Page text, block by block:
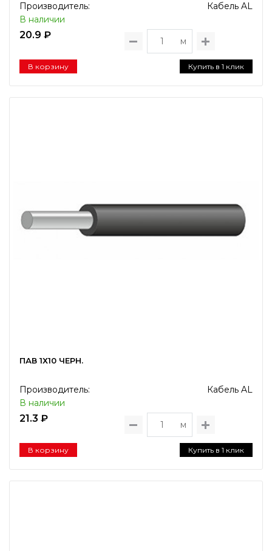
Производитель:
Кабель AL
В наличии
20.9 ₽
м
В корзину Купить в 1 клик
ПАВ 1Х10 ЧЕРН.
Производитель:
Кабель AL
В наличии
21.3 ₽
м
В корзину Купить в 1 клик